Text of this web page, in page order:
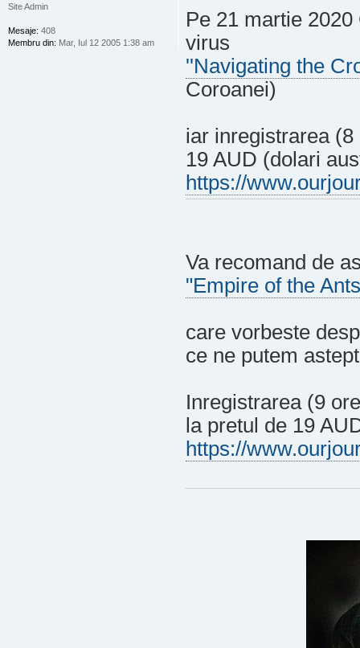
Pe 21 martie
virus
''Navigating the
Coroanei)
iar inregistrarea
19 AUD (dolari
https://
Va recomand de
"Empire of the
care vorbeste
ce ne putem
Inregistrarea (9
la pretul de 19
https://
Site Admin
Mesaje: 408
Membru din: Mar, Iul 12 2005 1:38 am